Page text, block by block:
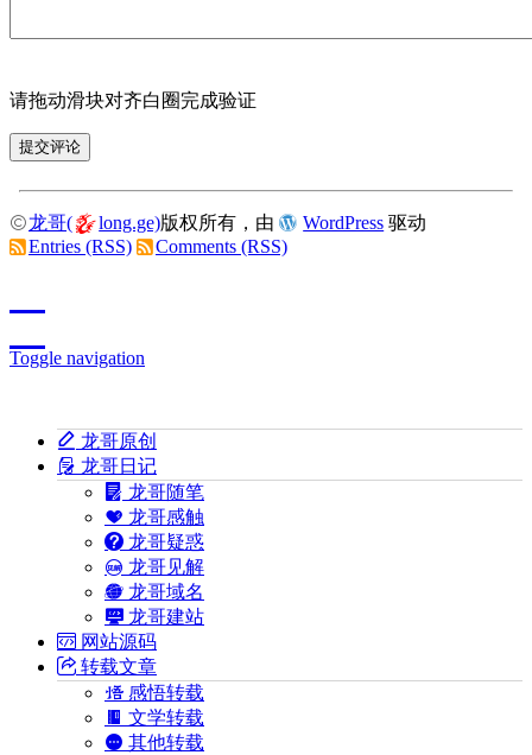
请拖动滑块对齐白圈完成验证
龙哥( long.ge)版权所有，由 WordPress 驱动
Entries (RSS)
Comments (RSS)
Toggle navigation
龙哥原创
龙哥日记
龙哥随笔
龙哥感触
龙哥疑惑
龙哥见解
龙哥域名
龙哥建站
网站源码
转载文章
感悟转载
文学转载
其他转载